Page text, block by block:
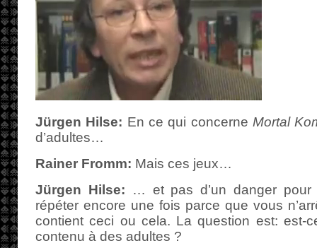
Jürgen Hilse: En ce qui concerne Mortal
d’adultes…
Rainer Fromm: Mais ces jeux…
Jürgen Hilse: … et pas d’un danger
répéter encore une fois parce que vous
contient ceci ou cela. La question est: est-
contenu à des adultes ?